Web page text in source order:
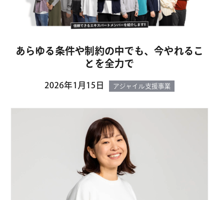
あらゆる条件や制約の中でも、今やれるこ
とを全力で
2026年1月15日 アジャイル支援事業